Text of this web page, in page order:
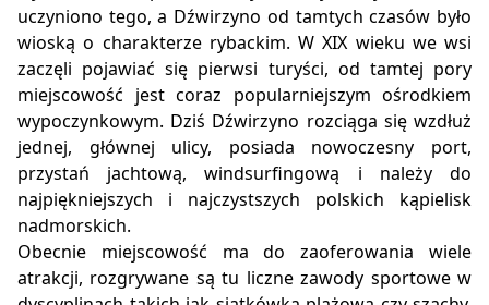
uczyniono tego, a Dźwirzyno od tamtych czasów było
wioską o charakterze rybackim. W XIX wieku we wsi
zaczęli pojawiać się pierwsi turyści, od tamtej pory
miejscowość jest coraz popularniejszym ośrodkiem
wypoczynkowym. Dziś Dźwirzyno rozciąga się wzdłuż
jednej, głównej ulicy, posiada nowoczesny port,
przystań jachtową, windsurfingową i należy do
najpiękniejszych i najczystszych polskich kąpielisk
nadmorskich.
Obecnie miejscowość ma do zaoferowania wiele
atrakcji, rozgrywane są tu liczne zawody sportowe w